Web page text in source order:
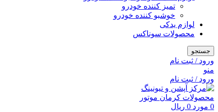
تمیز کننده خودرو
خوشبو کننده خودرو
لوازم یدکی
محصولات سوناکس
جستجو
ورود / ثبت نام
منو
ورود / ثبت نام
0 مورد 0 ریال